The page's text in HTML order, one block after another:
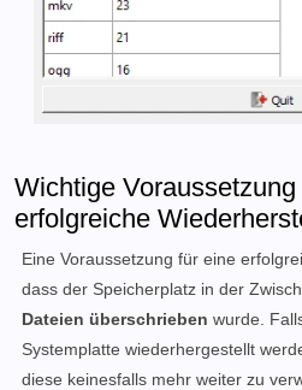
Wichtige
erfolgreiche
Eine Voraussetzung für eine
dass der Speicherplatz in der
Dateien überschrieben wurde.
Systemplatte wiederhergestellt
diese keinesfalls mehr weiter zu